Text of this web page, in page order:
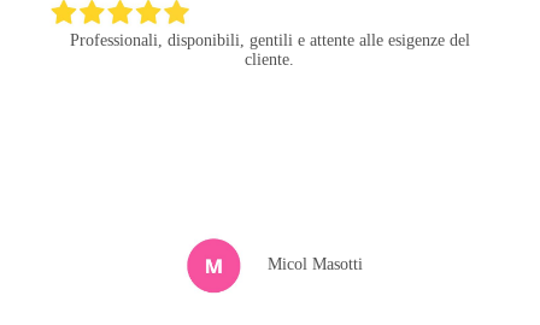
Professionali, disponibili, gentili e attente alle esigenze del
cliente.
Micol Masotti